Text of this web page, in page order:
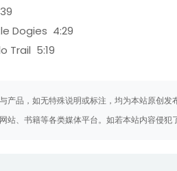
Dogies 4:29
Trail 5:19
产品，如无特殊说明或标注，均为本站原创发
站、书籍等各类媒体平台。如若本站内容侵犯